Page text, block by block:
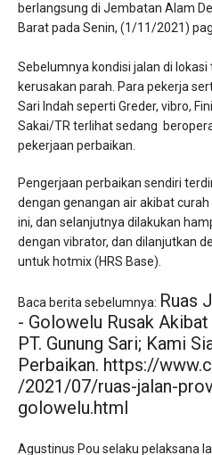
berlangsung di Jembatan Alam
Barat pada Senin, (1/11/2021)
Sebelumnya kondisi jalan di
kerusakan parah. Para pekerja
Sari Indah seperti Greder, vibro,
Sakai/TR terlihat sedang
pekerjaan perbaikan.
Pengerjaan perbaikan sendiri
dengan genangan air akibat
ini, dan selanjutnya dilakukan
dengan vibrator, dan dilanjutkan
untuk hotmix (HRS Base).
Baca berita sebelumnya: Ruas
- Golowelu Rusak
PT. Gunung Sari; Kami
Perbaikan. https://
/2021/07/ruas-jalan-
golowelu.html
Agustinus Pou selaku pelaksana